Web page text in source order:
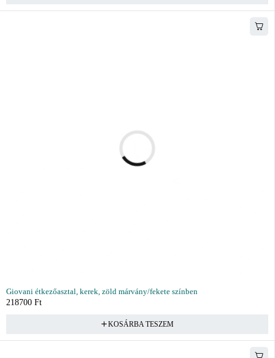
Giovani étkezőasztal, kerek, zöld márvány/fekete színben
218700 Ft
KOSÁRBA TESZEM